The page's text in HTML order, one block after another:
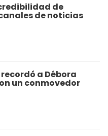
de
de noticias
a Débora
un conmovedor